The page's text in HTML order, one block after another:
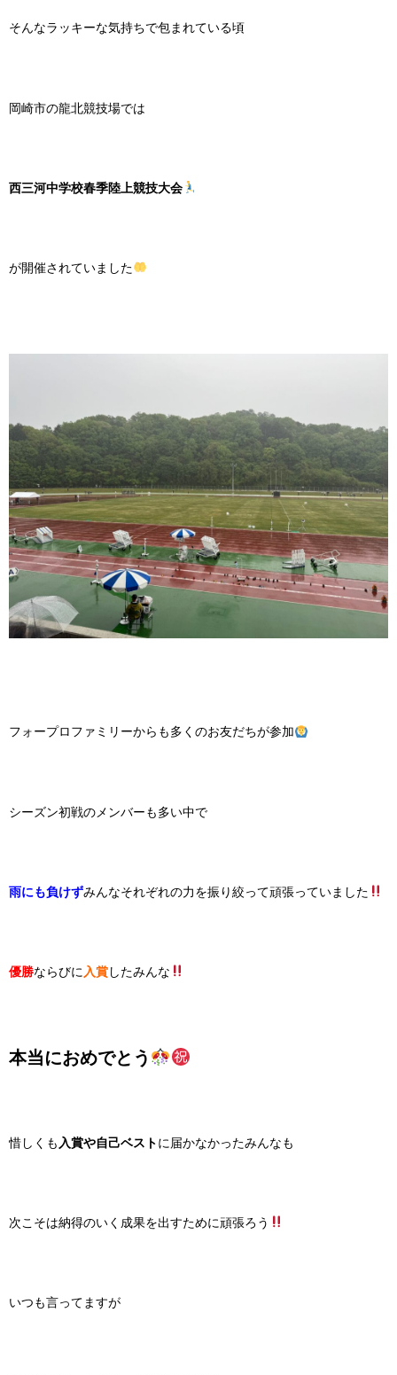
そんなラッキーな気持ちで包まれている頃
岡崎市の龍北競技場では
西三河中学校春季陸上競技大会
が開催されていました
フォープロファミリーからも多くのお友だちが参加
シーズン初戦のメンバーも多い中で
雨にも負けずみんなそれぞれの力を振り絞って頑張っていました
優勝ならびに入賞 したみんな
本当におめでとう
惜しくも 入賞や自己ベスト に届かなかったみんなも
次こそは納得のいく成果を出すために頑張ろう
いつも言ってますが